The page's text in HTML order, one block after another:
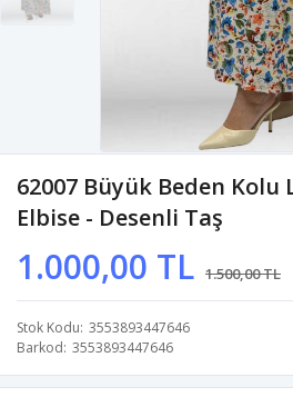
62007 Büyük Beden Kolu
Elbise - Desenli Taş
1.000,00 TL 1.500,00 TL
Stok Kodu 3553893447646
Barkod 3553893447646